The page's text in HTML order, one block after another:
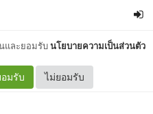
และยอมรับนโยบายความเป็นส่วนตัว
อมรับ ไม่ยอมรับ